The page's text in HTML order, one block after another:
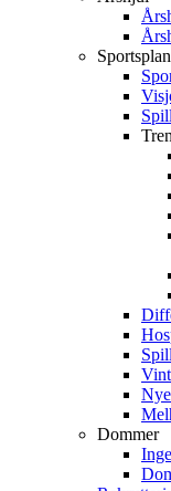
Sportsplan
Dommer